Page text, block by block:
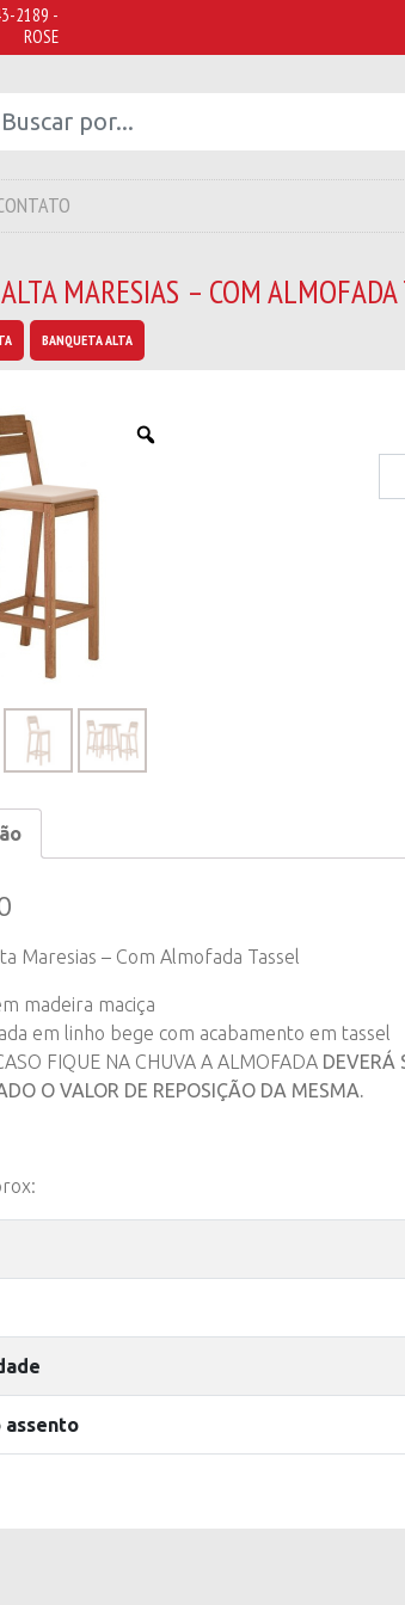
2189 -
ROSE
MARESIAS – COM ALMOFADA
BANQUETA ALTA
Maresias – Com Almofada Tassel
madeira maciça
em linho bege com acabamento em tassel
FIQUE NA CHUVA A ALMOFADA DEVERÁ
O VALOR DE REPOSIÇÃO DA MESMA.